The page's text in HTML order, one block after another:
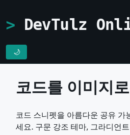
DevTulz
🌙
코드를 이미지로
코드 스니펫을 아름다운 공유 가
세요. 구문 강조 테마, 그라디언